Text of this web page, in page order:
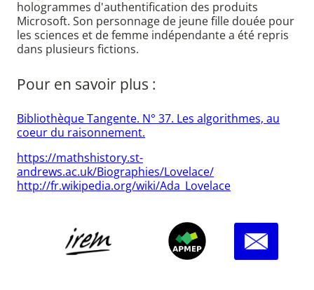
hologrammes d'authentification des produits
Microsoft. Son personnage de jeune fille douée pour
les sciences et de femme indépendante a été repris
dans plusieurs fictions.
Pour en savoir plus :
Bibliothèque Tangente. N° 37. Les algorithmes, au
coeur du raisonnement.
https://mathshistory.st-
andrews.ac.uk/Biographies/Lovelace/
http://fr.wikipedia.org/wiki/Ada_Lovelace